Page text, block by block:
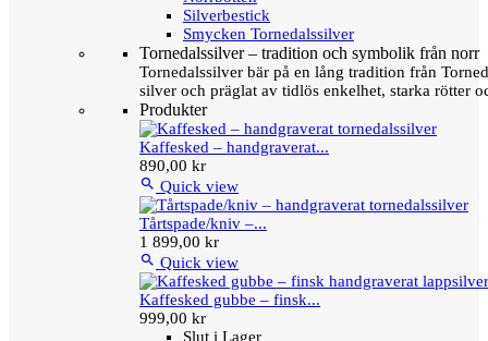
Silverbestick
Smycken Tornedalssilver
Tornedalssilver – tradition och symbolik från norr
Tornedalssilver bär på en lång tradition från
silver och präglat av tidlös enkelhet, starka rötter
Produkter
Kaffesked – handgraverat...
890,00 kr
 Quick view
Tårtspade/kniv –...
1 899,00 kr
 Quick view
Kaffesked gubbe – finsk...
999,00 kr
Slut i Lager